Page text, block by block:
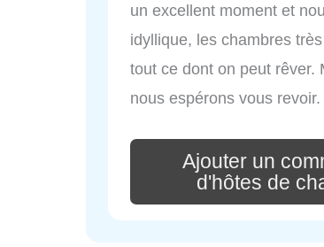
un excellent moment et
idyllique, les chambres
tout ce dont on peut rêver.
nous espérons vous revoir.
Ajouter un
d'hôtes de